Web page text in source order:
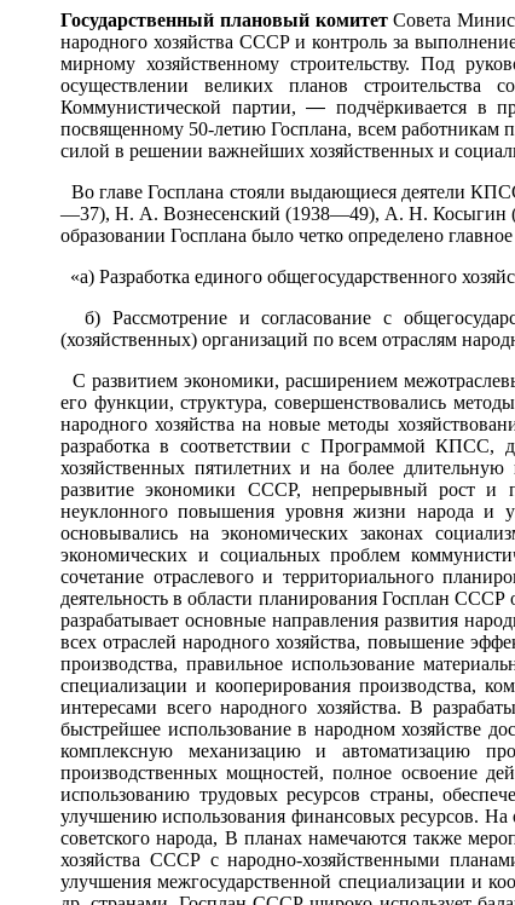
Государственный плановый комитетСовета
народного хозяйства СССР и контроль за
мирному хозяйственному строительству. Под
осуществлении великих планов
Коммунистической партии,— подчёркивается в
посвященному 50-летию Госплана, всем работникам
силой в решении важнейших хозяйственных и
Во главе Госплана стояли выдающиеся
—37), Н. А. Вознесенский (1938—49), А. Н. Косыгин
образовании Госплана было четко определено
«а) Разработка единого общегосударственного
б) Рассмотрение и согласование с
(хозяйственных) организаций по всем отраслям
С развитием экономики, расширением
его функции, структура, совершенствовались
народного хозяйства на новые методы
разработка в соответствии с Программой
хозяйственных пятилетних и на более
развитие экономики СССР, непрерывный рост и
неуклонного повышения уровня жизни народа и
основывались на экономических законах
экономических и социальных проблем
сочетание отраслевого и территориального
деятельность в области планирования Госплан
разрабатывает основные направления развития
всех отраслей народного хозяйства, повышение
производства, правильное использование
специализации и кооперирования производства,
интересами всего народного хозяйства. В
быстрейшее использование в народном хозяйстве
комплексную механизацию и автоматизацию
производственных мощностей, полное освоение
использованию трудовых ресурсов страны,
улучшению использования финансовых ресурсов. На
советского народа, В планах намечаются также
хозяйства СССР с народно-хозяйственными
улучшения межгосударственной специализации и